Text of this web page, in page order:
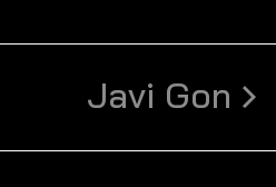
Javi Gon